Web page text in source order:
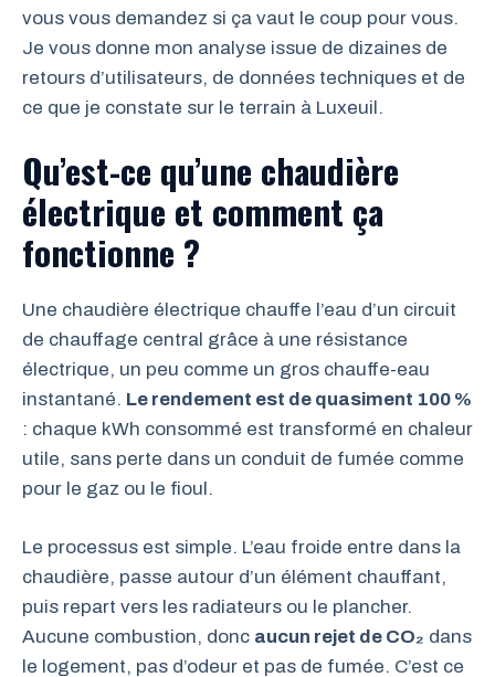
vous vous demandez si ça vaut le coup pour vous.
Je vous donne mon analyse issue de dizaines de
retours d’utilisateurs, de données techniques et de
ce que je constate sur le terrain à Luxeuil.
Qu’est-ce qu’une chaudière
électrique et comment ça
fonctionne ?
Une chaudière électrique chauffe l’eau d’un circuit
de chauffage central grâce à une résistance
électrique, un peu comme un gros chauffe-eau
instantané. Le rendement est de quasiment 100 %
: chaque kWh consommé est transformé en chaleur
utile, sans perte dans un conduit de fumée comme
pour le gaz ou le fioul.
Le processus est simple. L’eau froide entre dans la
chaudière, passe autour d’un élément chauffant,
puis repart vers les radiateurs ou le plancher.
Aucune combustion, donc aucun rejet de CO₂ dans
le logement, pas d’odeur et pas de fumée. C’est ce